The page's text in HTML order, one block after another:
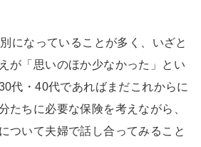
になっていることが多く、いざと
が「思いのほか少なかった」とい
代・40代であればまだこれからに
たちに必要な保険を考えながら、
ついて夫婦で話し合ってみること